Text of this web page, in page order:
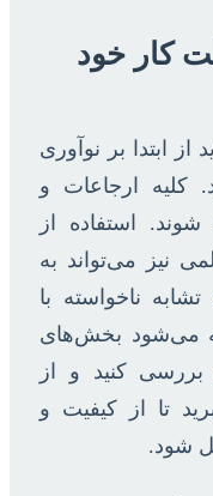
کار خود
از ابتدا بر نوآوری
کلیه ارجاعات و
استفاده از
نیز می‌تواند به
ناخواسته با
می‌شود بخش‌های
بررسی کنید و از
تا از کیفیت و
شود.